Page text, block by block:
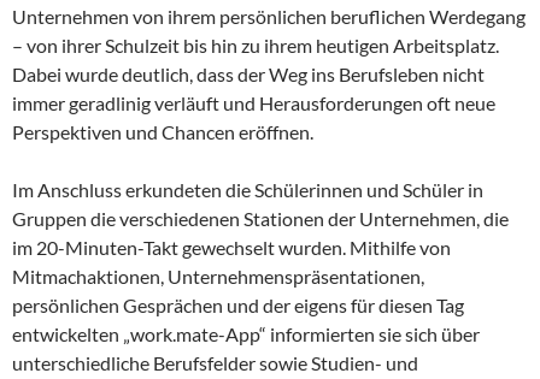
Unternehmen von ihrem persönlichen beruflichen Werdegang
– von ihrer Schulzeit bis hin zu ihrem heutigen Arbeitsplatz.
Dabei wurde deutlich, dass der Weg ins Berufsleben nicht
immer geradlinig verläuft und Herausforderungen oft neue
Perspektiven und Chancen eröffnen.
Im Anschluss erkundeten die Schülerinnen und Schüler in
Gruppen die verschiedenen Stationen der Unternehmen, die
im 20-Minuten-Takt gewechselt wurden. Mithilfe von
Mitmachaktionen, Unternehmenspräsentationen,
persönlichen Gesprächen und der eigens für diesen Tag
entwickelten „work.mate-App“ informierten sie sich über
unterschiedliche Berufsfelder sowie Studien- und